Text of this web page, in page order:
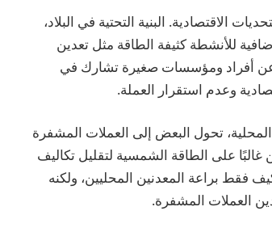
البنية التحتية في البلاد،
للأنشطة كثيفة الطاقة مثل تعدين
عن أفراد ومؤسسات صغيرة تشارك في
وعدم استقرار العملة.
تحول البعض إلى العملات المشفرة
على الطاقة الشمسية لتقليل تكاليف
فقط براعة المعدنين المحليين، ولكنه
العملات المشفرة.